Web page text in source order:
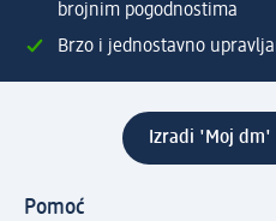
brojnim pogodnostima
Brzo i jednostavno
Izradi 'Moj dm'
Pomoć